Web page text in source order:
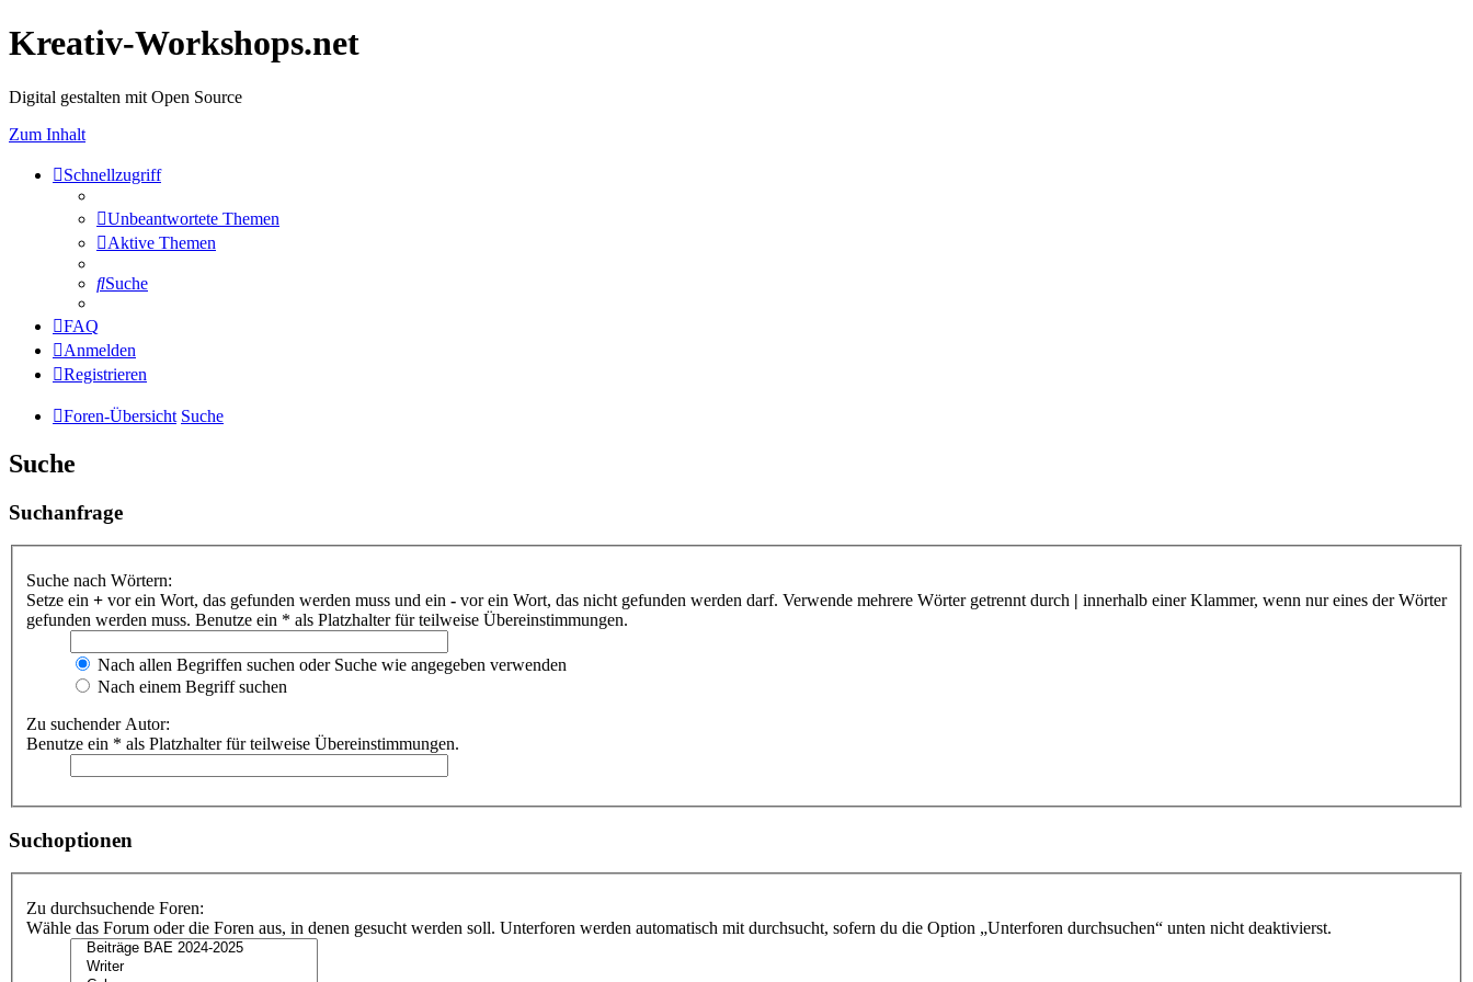
Kreativ-Workshops.net
Digital gestalten mit Open Source
Zum Inhalt
Schnellzugriff
Unbeantwortete Themen
Aktive Themen
Suche
FAQ
Anmelden
Registrieren
Foren-Übersicht Suche
Suche
Suchanfrage
Suche nach Wörtern:
Setze ein + vor ein Wort, das gefunden werden muss und ein - vor ein Wort, das nicht gefunden werden darf. Verwende mehrere Wörter getrennt durch | innerhalb einer Klammer, wenn nur eines der Wörter
gefunden werden muss. Benutze ein * als Platzhalter für teilweise Übereinstimmungen.
Nach allen Begriffen suchen oder Suche wie angegeben verwenden
Nach einem Begriff suchen
Zu suchender Autor:
Benutze ein * als Platzhalter für teilweise Übereinstimmungen.
Suchoptionen
Zu durchsuchende Foren:
Wähle das Forum oder die Foren aus, in denen gesucht werden soll. Unterforen werden automatisch mit durchsucht, sofern du die Option „Unterforen durchsuchen“ unten nicht deaktivierst.